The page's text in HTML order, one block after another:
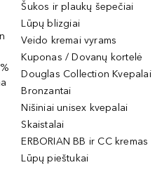
Šukos ir plaukų šepečiai
Lūpų blizgiai
Veido kremai vyrams
Kuponas / Dovanų kortelė
Douglas Collection Kvepalai
Bronzantai
Nišiniai unisex kvepalai
Skaistalai
ERBORIAN BB ir CC kremas
Lūpų pieštukai